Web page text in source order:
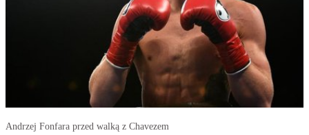
Andrzej Fonfara przed walką z Chavezem